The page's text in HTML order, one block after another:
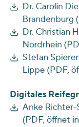
Dr. Carolin
Brandenburg
Dr. Christian
Nordrhein
Stefan
Lippe (PDF,
Digitales
Anke Richter-
(PDF, öffnet